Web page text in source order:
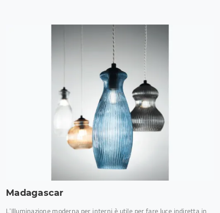
Madagascar
L’Illuminazione moderna per interni è utile per fare luce indiretta in